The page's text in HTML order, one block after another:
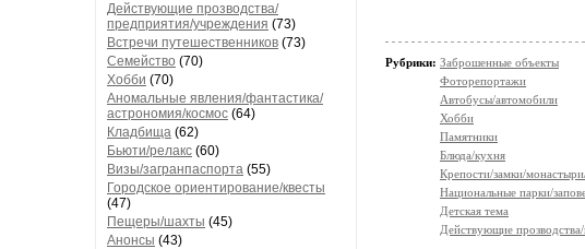
Действующие прозводства/
предприятия/учреждения (73)
Встречи путешественников (73)
Семейство (70)
Хобби (70)
Аномальные явления/фантастика/
астрономия/космос (64)
Кладбища (62)
Бьюти/релакс (60)
Визы/загранпаспорта (55)
Городское ориентирование/квесты
(47)
Пещеры/шахты (45)
Анонсы (43)
Рубрики: Заброшенные объекты
Фоторепортажи
Автобусы/автомобили
Хобби
Памятники
Блюда/кухня
Крепости/замки/
Национальные парки/
Детская тема
Действующие